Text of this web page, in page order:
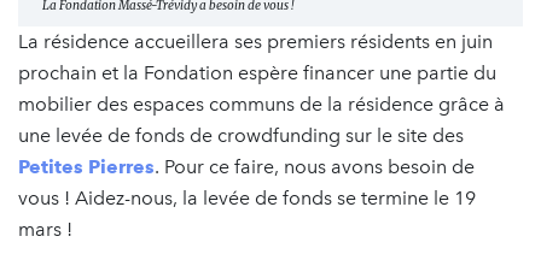
La Fondation Massé-Trévidy a besoin de vous !
La résidence accueillera ses premiers résidents en juin
prochain et la Fondation espère financer une partie du
mobilier des espaces communs de la résidence grâce à
une levée de fonds de crowdfunding sur le site des
Petites Pierres. Pour ce faire, nous avons besoin de
vous ! Aidez-nous, la levée de fonds se termine le 19
mars !